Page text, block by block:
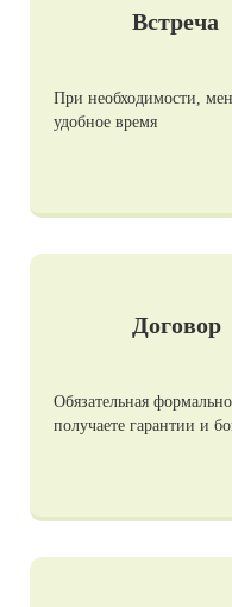
Встреча
При необходимости,
удобное время
Договор
Обязательная
получаете гарантии и